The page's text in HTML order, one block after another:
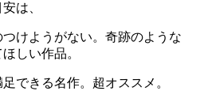
は、
ようがない。奇跡のような
しい作品。
きる名作。超オススメ。